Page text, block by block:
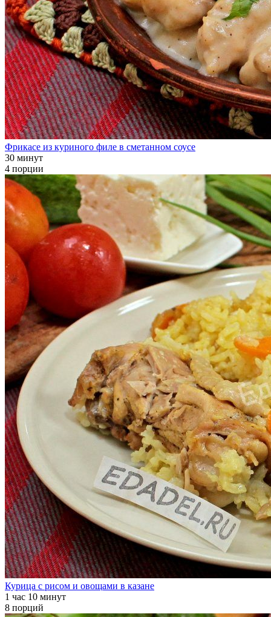
Фрикасе из куриного филе в сметанном соусе
30 минут
4 порции
Курица с рисом и овощами в казане
1 час 10 минут
8 порций